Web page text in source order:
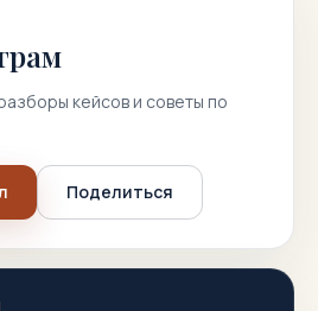
кейсов и советы по
Поделиться